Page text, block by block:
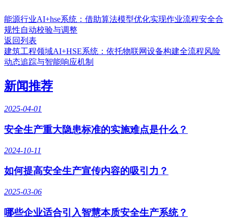
能源行业AI+hse系统：借助算法模型优化实现作业流程安全合
规性自动校验与调整
返回列表
建筑工程领域AI+HSE系统：依托物联网设备构建全流程风险
动态追踪与智能响应机制
新闻推荐
2025-04-01
安全生产重大隐患标准的实施难点是什么？
2024-10-11
如何提高安全生产宣传内容的吸引力？
2025-03-06
哪些企业适合引入智慧本质安全生产系统？